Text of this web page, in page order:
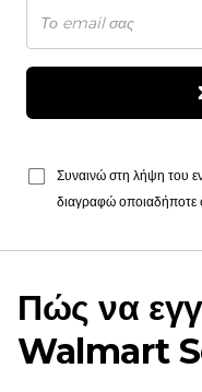
Συναινώ στη λήψη του
διαγραφώ οποιαδήποτε
Πώς να
Walmart